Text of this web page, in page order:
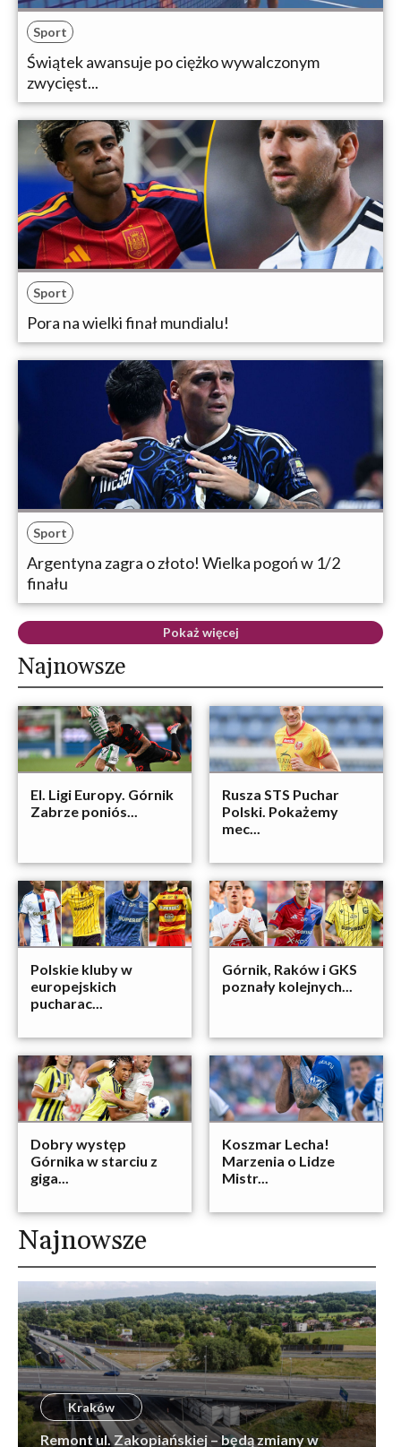
Sport
Świątek awansuje po ciężko wywalczonym
zwycięst...
Sport
Pora na wielki finał mundialu!
Sport
Argentyna zagra o złoto! Wielka pogoń w 1/2
finału
Pokaż więcej
Najnowsze
El. Ligi Europy. Górnik
Zabrze poniós...
Rusza STS Puchar
Polski. Pokażemy
mec...
Polskie kluby w
europejskich
pucharac...
Górnik, Raków i GKS
poznały kolejnych...
Dobry występ
Górnika w starciu z
giga...
Koszmar Lecha!
Marzenia o Lidze
Mistr...
Najnowsze
Kraków
Remont ul. Zakopiańskiej – będą zmiany w